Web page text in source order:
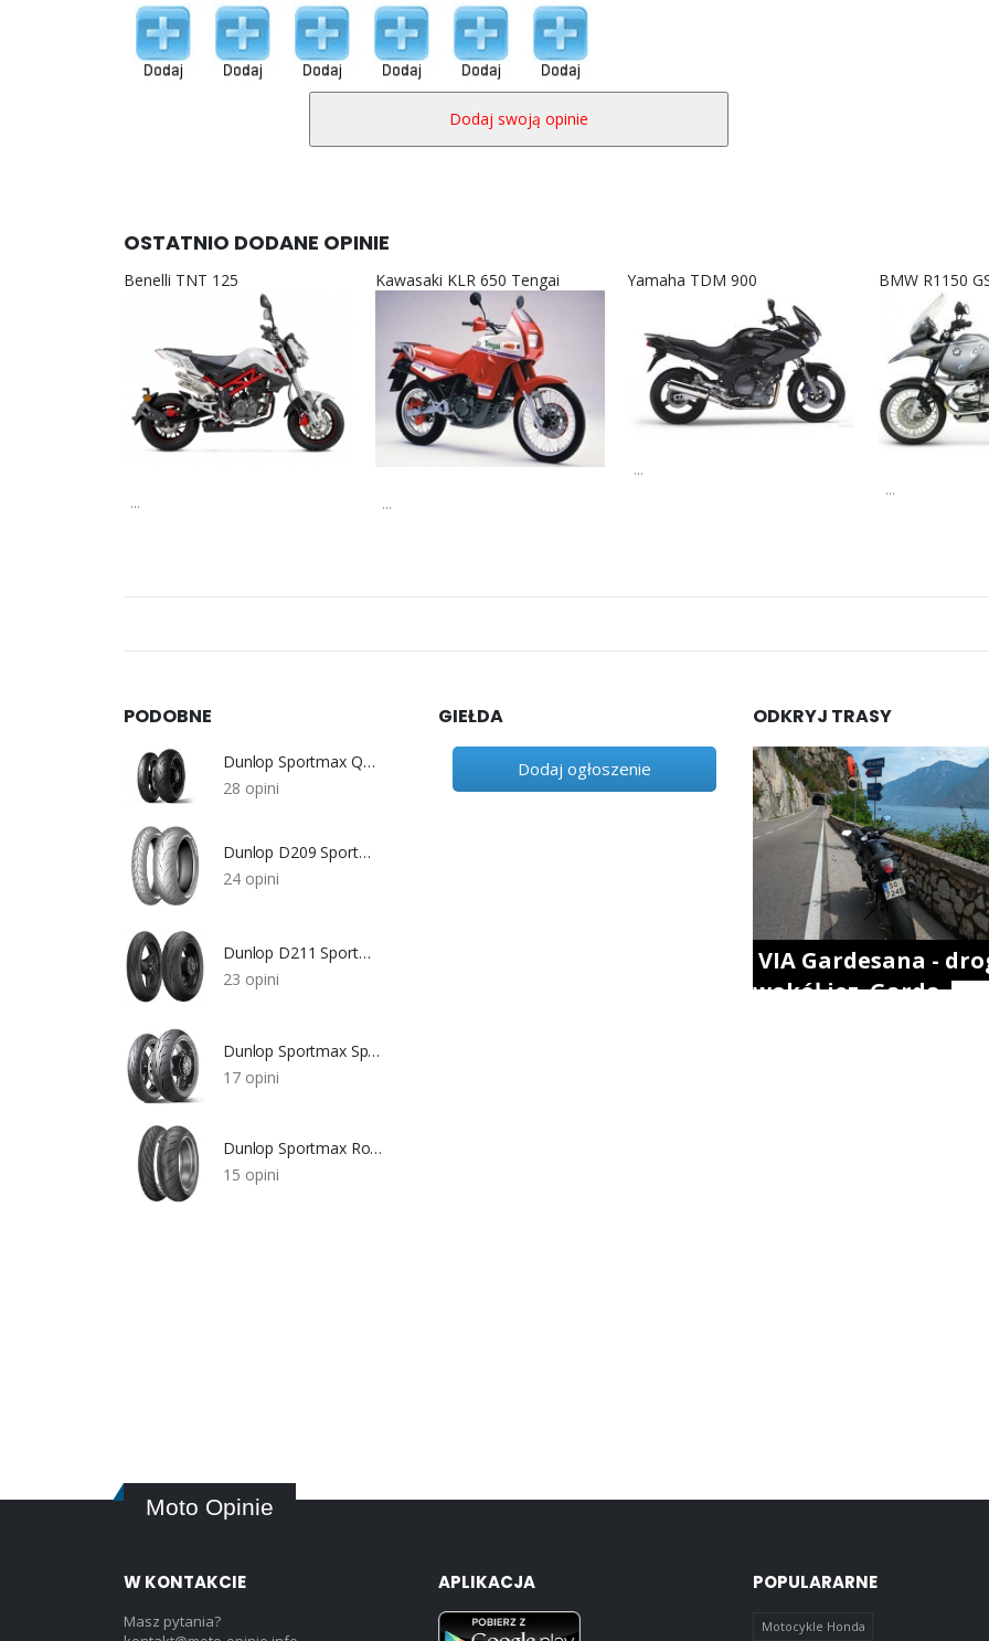
OSTATNIO DODANE OPINIE
Benelli TNT 125
...
Kawasaki KLR 650 Tengai
...
Yamaha TDM 900
...
BMW R1150
...
PODOBNE
Dunlop Sportmax Qualifier 2
28 opini
Dunlop D209 Sportmax Qualifier
24 opini
Dunlop D211 Sportmax GP Racer
23 opini
Dunlop Sportmax Sportsmart
17 opini
Dunlop Sportmax RoadSmart 2
15 opini
GIEŁDA
Dodaj ogłoszenie
ODKRYJ TRASY
VIA Gardesana -
wokół jez. Garda.
Moto Opinie
W KONTAKCIE
Masz pytania?
APLIKACJA POPULARARNE
Motocykle Honda